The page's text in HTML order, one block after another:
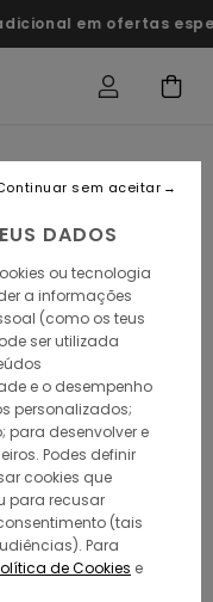
em ofertas
DADOS
ou tecnologia
a informações
(como os teus
ser utilizada
e o desempenho
personalizados;
para desenvolver e
Podes definir
cookies que
para recusar
(tais
Para
de Cookies e
sem aceitar